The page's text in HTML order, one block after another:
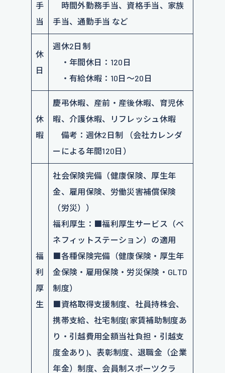
手
当
時間外勤務手当、資格手当、家族
手当、通勤手当 など
休
日
週休2日制
・年間休日：120日
・有給休暇：10日～20日
休
暇
慶弔休暇、産前・産後休暇、育児休
暇、介護休暇、リフレッシュ休暇
備考：週休2日制 （会社カレンダ
ーによる年間120日）
福
利
厚
生
社会保険完備（健康保険、厚生年
金、雇用保険、労働災害補償保険
（労災））
福利厚生：■福利厚生サービス（ベ
ネフィットステーション）の適用
■各種保険完備（健康保険・厚生年
金保険・雇用保険・労災保険・GLTD
制度）
■資格取得支援制度、社員持株会、
携帯支給、社宅制度(家賃補助制度あ
り・引越費用全額当社負担・引越支
度金あり)、表彰制度、退職金（企業
年金）制度、会員制スポーツクラ